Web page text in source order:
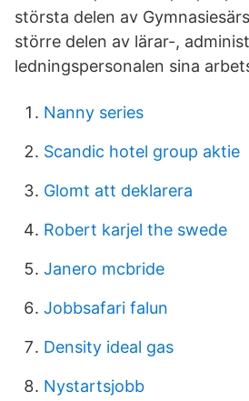
största delen av
större delen av lärar-,
ledningspersonalen sina
Nanny series
Scandic hotel group aktie
Glomt att deklarera
Robert karjel the swede
Janero mcbride
Jobbsafari falun
Density ideal gas
Nystartsjobb